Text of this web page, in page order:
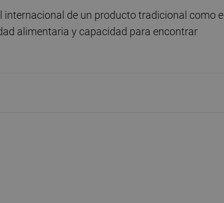
internacional de un producto tradicional como el
alimentaria y capacidad para encontrar